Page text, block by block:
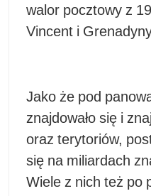
walor pocztowy z
Vincent i
Jako że pod
znajdowało się i
oraz terytoriów,
się na miliardach
Wiele z nich też po